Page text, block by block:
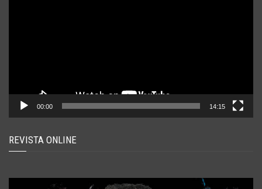
00:00 14:15
REVISTA ONLINE